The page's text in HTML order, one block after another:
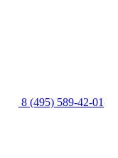
8 (495) 589-42-01